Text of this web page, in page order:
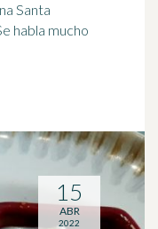
Santa
habla mucho
15
ABR
2022